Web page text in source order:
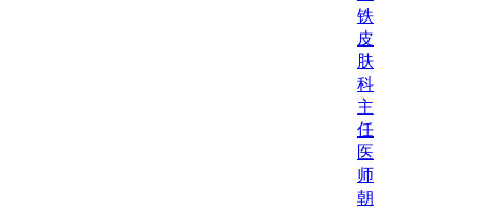
铁
皮
肤
科
主
任
医
师
朝